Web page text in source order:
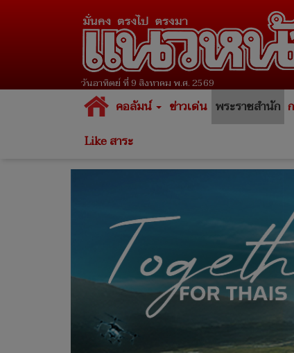
วันอาทิตย์ ที่ 9 สิงหาคม พ.ศ. 2569
คอลัมน์ ข่าวเด่น พระราชสำนัก
Like สาระ